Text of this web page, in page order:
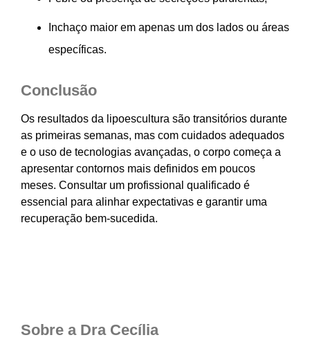
Inchaço maior em apenas um dos lados ou áreas
específicas.
Conclusão
Os resultados da lipoescultura são transitórios durante
as primeiras semanas, mas com cuidados adequados
e o uso de tecnologias avançadas, o corpo começa a
apresentar contornos mais definidos em poucos
meses. Consultar um profissional qualificado é
essencial para alinhar expectativas e garantir uma
recuperação bem-sucedida.
Sobre a Dra Cecília